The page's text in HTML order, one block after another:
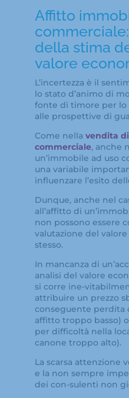
Affitto
della stima
valore
L’incertezza è il
lo stato d’animo di
fonte di timore per
alle prospettive di
Come nellavendita
commerciale, anche
un’immobile ad uso
una variabile
influenzare l’esito
Dunque, anche nel
all’affitto di
non possono essere
valutazione del
stesso.
In mancanza di
analisi del valore
si corre ine-
attribuire un prezzo
conseguente perdita
affitto troppo basso)
per difficoltà nella
canone troppo alto).
La scarsa attenzione
e la non sempre
dei con-sulenti non